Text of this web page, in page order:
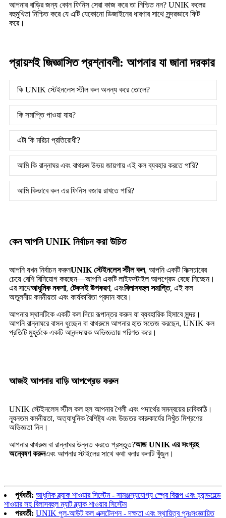
আপনার বাড়ির জন্য কোন ফিনিস সেরা কাজ করে তা নিশ্চিত নন? UNIK কলের
বহুমুখিতা নিশ্চিত করে যে এটি যেকোনো ডিজাইনের ধারণার সাথে সুন্দরভাবে ফিট
করে।
প্রায়শই জিজ্ঞাসিত প্রশ্নাবলী: আপনার যা জানা দরকার
কি UNIK স্টেইনলেস স্টীল কল অনন্য করে তোলে?
কি সমাপ্তি পাওয়া যায়?
এটা কি মরিচা প্রতিরোধী?
আমি কি রান্নাঘর এবং বাথরুম উভয় জায়গায় এই কল ব্যবহার করতে পারি?
আমি কিভাবে কল এর ফিনিস বজায় রাখতে পারি?
কেন আপনি UNIK নির্বাচন করা উচিত
আপনি যখন নির্বাচন করুনUNIK স্টেইনলেস স্টীল কল, আপনি একটি ফিক্সচারের
চেয়ে বেশি বিনিয়োগ করছেন—আপনি একটি লাইফস্টাইল আপগ্রেড বেছে নিচ্ছেন।
এর সাথেআধুনিক নকশা, টেকসই উপকরণ, এবংবিলাসবহুল সমাপ্তি, এই কল
অতুলনীয় কমনীয়তা এবং কার্যকারিতা প্রদান করে।
আপনার স্থানটিকে একটি কল দিয়ে রূপান্তর করুন যা ব্যবহারিক হিসাবে সুন্দর।
আপনি রান্নাঘরে বাসন ধুচ্ছেন বা বাথরুমে আপনার হাত সতেজ করছেন, UNIK কল
প্রতিটি মুহূর্তকে একটি আনন্দদায়ক অভিজ্ঞতায় পরিণত করে।
আজই আপনার বাড়ি আপগ্রেড করুন
UNIK স্টেইনলেস স্টীল কল হল আপনার শৈলী এবং পদার্থের সমন্বয়ের চাবিকাঠি।
ন্যূনতম কমনীয়তা, অত্যাধুনিক বৈশিষ্ট্য এবং উচ্চতর কারুকার্যের নিখুঁত মিশ্রণের
অভিজ্ঞতা নিন।
আপনার বাথরুম বা রান্নাঘর উন্নত করতে প্রস্তুত?আজ UNIK এর সংগ্রহ
অন্বেষণ করুনএবং আপনার স্টাইলের সাথে কথা বলার কলটি খুঁজুন।
পূর্ববর্তী: আধুনিক ব্ল্যাক শাওয়ার সিস্টেম - সামঞ্জস্যযোগ্য স্প্রে বিকল্প এবং হ্যান্ডহেল্ড
শাওয়ার সহ বিলাসবহুল ম্যাট ব্ল্যাক শাওয়ার সিস্টেম
পরবর্তী: UNIK পুল-আউট কল এক্সটেনশন - দক্ষতা এবং স্থায়িত্ব পুনঃসংজ্ঞায়িত